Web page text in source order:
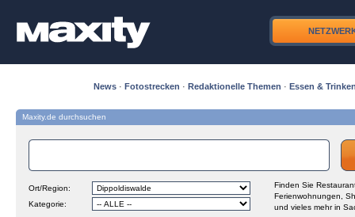
News · Fotostrecken · Redaktionelle Themen · Essen &
Maxity.de durchsuchen
Ort/Region:
Kategorie:
Finden Sie
Ferienwohnungen,
und vieles mehr in